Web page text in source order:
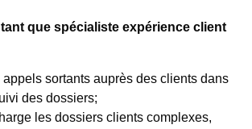
que spécialiste expérience client
appels sortants auprès des clients dans
des dossiers;
les dossiers clients complexes,